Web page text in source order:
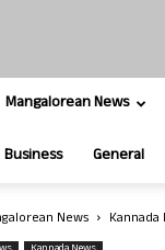
Mangalorean News
Business General
News Kannada